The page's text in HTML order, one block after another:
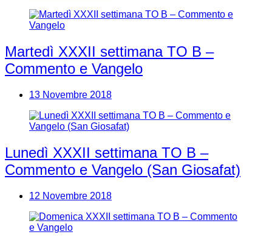
Martedì XXXII settimana TO B –
Commento e Vangelo
13 Novembre 2018
Lunedì XXXII settimana TO B –
Commento e Vangelo (San Giosafat)
12 Novembre 2018